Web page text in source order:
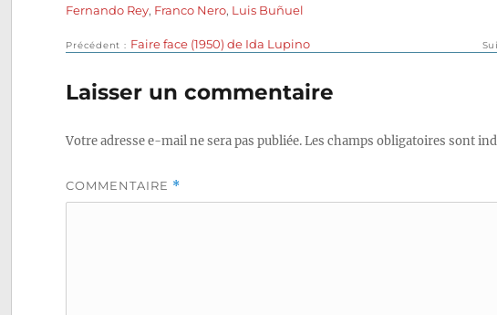
le
Fernando Rey, Franco Nero, Luis Buñuel
Navigation
de
l’article
Précédent
Publication
Faire face (1950) de Ida Lupino
Laisser un commentaire
Votre adresse e-mail ne sera pas publiée.Les champs obligatoires sont
COMMENTAIRE *